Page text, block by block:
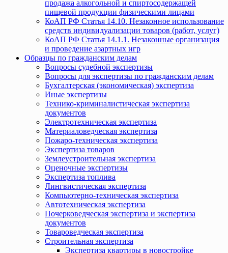
продажа алкогольной и спиртосодержащей
пищевой продукции физическими лицами
КоАП РФ Статья 14.10. Незаконное использование
средств индивидуализации товаров (работ, услуг)
КоАП РФ Статья 14.1.1. Незаконные организация
и проведение азартных игр
Образцы по гражданским делам
Вопросы судебной экспертизы
Вопросы для экспертизы по гражданским делам
Бухгалтерская (экономическая) экспертиза
Иные экспертизы
Технико-криминалистическая экспертиза
документов
Электротехническая экспертиза
Материаловедческая экспертиза
Пожаро-техническая экспертиза
Экспертиза товаров
Землеустроительная экспертиза
Оценочные экспертизы
Экспертиза топлива
Лингвистическая экспертиза
Компьютерно-техническая экспертиза
Автотехническая экспертиза
Почерковедческая экспертиза и экспертиза
документов
Товароведческая экспертиза
Строительная экспертиза
Экспертиза квартиры в новостройке